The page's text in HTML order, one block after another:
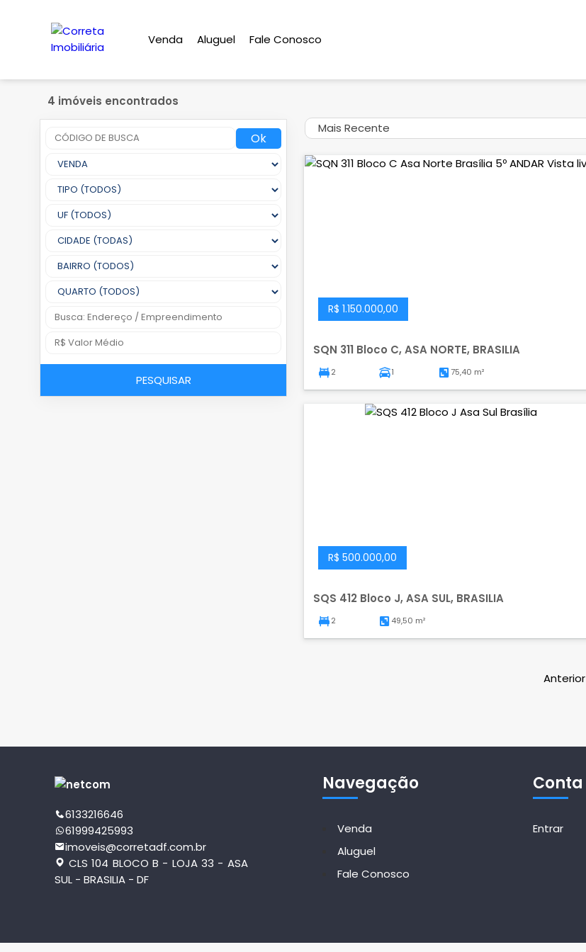
Venda Aluguel Fale Conosco
4 imóveis encontrados
Ok
PESQUISAR
Mais Recente
R$ 1.150.000,00
SQN 311 Bloco C, ASA NORTE, BRASILIA
2 1 75,40 m²
R$ 500.000,00
SQS 412 Bloco J, ASA SUL, BRASILIA
2 49,50 m²
Anterior
6133216646
61999425993
imoveis@corretadf.com.br
CLS 104 BLOCO B - LOJA 33 - ASA
SUL - BRASILIA - DF
Navegação
Venda
Aluguel
Fale Conosco
Conta
Entrar